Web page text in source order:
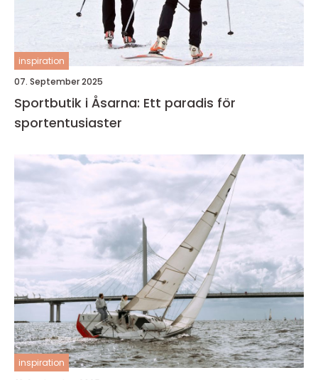
inspiration
07. September 2025
Sportbutik i Åsarna: Ett paradis för
sportentusiaster
inspiration